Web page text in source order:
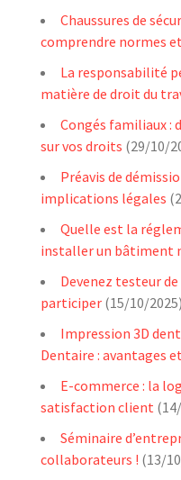
Chaussures de
comprendre normes
La responsabilité
matière de droit du
Congés familiaux :
sur vos droits (29/10/
Préavis de
implications légales
Quelle est la
installer un bâtiment
Devenez testeur
participer (15/10/2025)
Impression 3D
Dentaire : avantages
E-commerce : la
satisfaction client
Séminaire
collaborateurs ! (13/